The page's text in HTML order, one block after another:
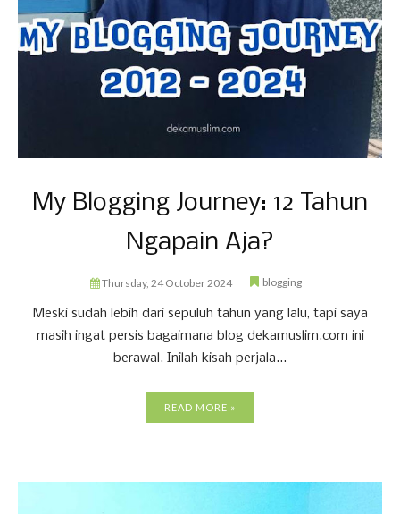
My Blogging Journey: 12 Tahun
Ngapain Aja?
Thursday, 24 October 2024 blogging
Meski sudah lebih dari sepuluh tahun yang lalu, tapi saya
masih ingat persis bagaimana blog dekamuslim.com ini
berawal. Inilah kisah perjala...
READ MORE »